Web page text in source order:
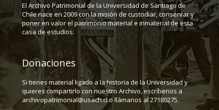
El Archivo Patrimonial de la Universidad de Santiago de
Chile nace en 2009 con la misión de custodiar, conservar y
poner en valor el patrimonio material e inmaterial de esta
casa de estudios.
Donaciones
Si tienes material ligado a la historia de la Universidad y
quieres compartirlo con nuestro Archivo, escríbenos a
archivopatrimonial@usach.cl o llámanos al 27180275.